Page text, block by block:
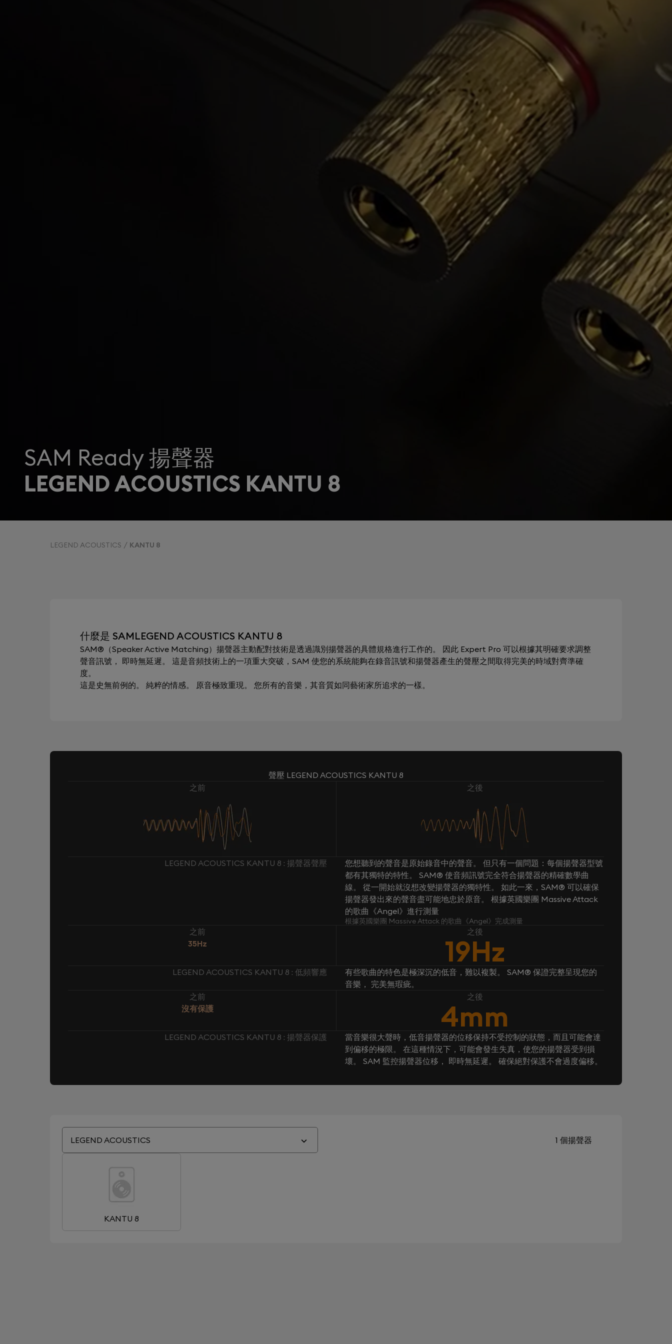
SAM Ready 揚聲器
LEGEND ACOUSTICS KANTU 8
LEGEND ACOUSTICS KANTU 8
什麼是 SAMLEGEND ACOUSTICS KANTU 8
SAM®（Speaker Active Matching）揚聲器主動配對技術是透過識別揚聲器的具體規格進行工作的。 因此 Expert Pro 可以根據其明確要求調整
聲音訊號， 即時無延遲。 這是音頻技術上的一項重大突破，SAM 使您的系統能夠在錄音訊號和揚聲器產生的聲壓之間取得完美的時域對齊準確
度。
這是史無前例的。 純粹的情感。 原音極致重現。 您所有的音樂，其音質如同藝術家所追求的一樣。
聲壓 LEGEND ACOUSTICS KANTU 8
之前
之後
LEGEND ACOUSTICS KANTU 8 : 揚聲器聲壓
您想聽到的聲音是原始錄音中的聲音。 但只有一個問題：每個揚聲器型號
都有其獨特的特性。 SAM® 使音頻訊號完全符合揚聲器的精確數學曲
線。 從一開始就沒想改變揚聲器的獨特性。 如此一來，SAM® 可以確保
揚聲器發出來的聲音盡可能地忠於原音。 根據英國樂團 Massive Attack
的歌曲《Angel》進行測量
根據英國樂團 Massive Attack 的歌曲《Angel》完成測量
之前
35Hz
之後
19Hz
LEGEND ACOUSTICS KANTU 8 : 低頻響應
有些歌曲的特色是極深沉的低音，難以複製。 SAM® 保證完整呈現您的
音樂， 完美無瑕疵。
之前
沒有保護
之後
4mm
LEGEND ACOUSTICS KANTU 8 : 揚聲器保護
當音樂很大聲時，低音揚聲器的位移保持不受控制的狀態，而且可能會達
到偏移的極限。 在這種情況下，可能會發生失真，使您的揚聲器受到損
壞。 SAM 監控揚聲器位移， 即時無延遲。 確保絕對保護不會過度偏移。
LEGEND ACOUSTICS 1 個揚聲器
KANTU 8